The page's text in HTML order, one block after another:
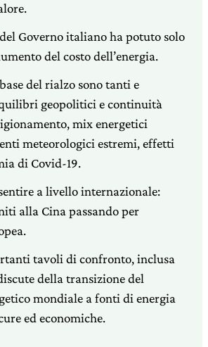
Governo italiano ha potuto solo
del costo dell’energia.
del rialzo sono tanti e
geopolitici e continuità
mix energetici
meteorologici estremi, effetti
di Covid-19.
a livello internazionale:
alla Cina passando per
tavoli di confronto, inclusa
della transizione del
mondiale a fonti di energia
ed economiche.